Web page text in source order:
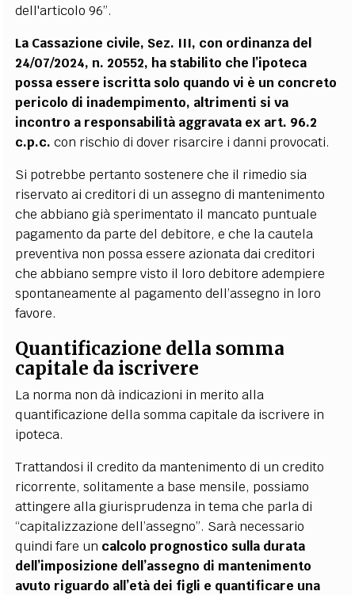
dell'articolo 96”.
La Cassazione civile, Sez. III, con ordinanza del
24/07/2024, n. 20552, ha stabilito che l’ipoteca
possa essere iscritta solo quando vi è un concreto
pericolo di inadempimento, altrimenti si va
incontro a responsabilità aggravata ex art. 96.2
c.p.c. con rischio di dover risarcire i danni provocati.
Si potrebbe pertanto sostenere che il rimedio sia
riservato ai creditori di un assegno di mantenimento
che abbiano già sperimentato il mancato puntuale
pagamento da parte del debitore, e che la cautela
preventiva non possa essere azionata dai creditori
che abbiano sempre visto il loro debitore adempiere
spontaneamente al pagamento dell’assegno in loro
favore.
Quantificazione della somma
capitale da iscrivere
La norma non dà indicazioni in merito alla
quantificazione della somma capitale da iscrivere in
ipoteca.
Trattandosi il credito da mantenimento di un credito
ricorrente, solitamente a base mensile, possiamo
attingere alla giurisprudenza in tema che parla di
“capitalizzazione dell’assegno”. Sarà necessario
quindi fare un calcolo prognostico sulla durata
dell’imposizione dell’assegno di mantenimento
avuto riguardo all’età dei figli e quantificare una